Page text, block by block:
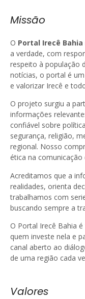
Missão
O Portal Irecê Bahia
a verdade, com
respeito à população
notícias, o portal é
e valorizar Irecê e
O projeto surgiu a
informações
confiável sobre
segurança, religião,
regional. Nosso
ética na
Acreditamos que a
realidades, orienta
trabalhamos com
buscando sempre a
O Portal Irecê Bahia
quem investe nela e
canal aberto ao
de uma região cada
Valores